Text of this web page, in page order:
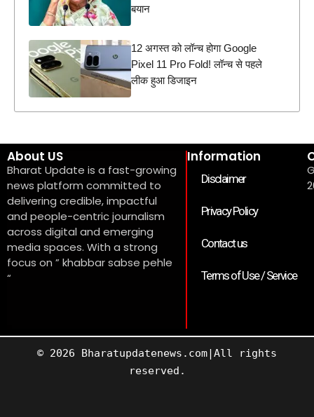
बयान
12 अगस्त को लॉन्च होगा Google
Pixel 11 Pro Fold! लॉन्च से पहले
लीक हुआ डिजाइन
About US
Bharat Update is a fast-growing
news platform committed to
delivering credible, impactful
and people-centric journalism
across digital and emerging
media spaces. With a strong
focus on ” khabbar sabse pehle
“
Information
Disclaimer
Privacy Policy
Contact us
Terms of Use / Service
© 2026 Bharatupdatenews.com|All rights
reserved.